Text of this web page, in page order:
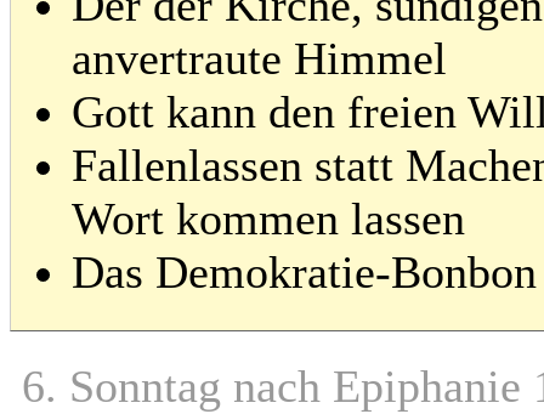
anvertraute Himmel
Gott kann den freien
Fallenlassen statt
Wort kommen lassen
Das Demokratie-
6. Sonntag nach Epiphanie